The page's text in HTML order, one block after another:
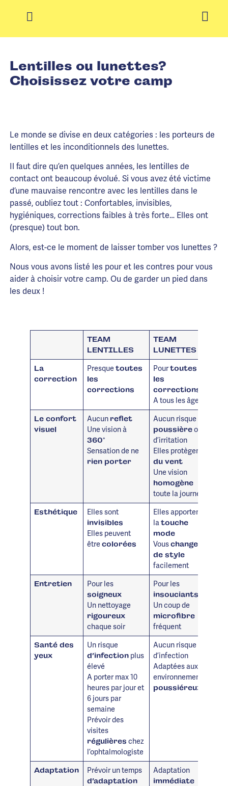
Lentilles ou lunettes?
Choisissez votre camp
Le monde se divise en deux catégories : les porteurs de
lentilles et les inconditionnels des lunettes.
Il faut dire qu’en quelques années, les lentilles de
contact ont beaucoup évolué. Si vous avez été victime
d’une mauvaise rencontre avec les lentilles dans le
passé, oubliez tout : Confortables, invisibles,
hygiéniques, corrections faibles à très forte… Elles ont
(presque) tout bon.
Alors, est-ce le moment de laisser tomber vos lunettes ?
Nous vous avons listé les pour et les contres pour vous
aider à choisir votre camp. Ou de garder un pied dans
les deux !
TEAM
LENTILLES
TEAM
LUNETTES
La
correction
Presquetoutes
les
corrections
Pourtoutes
les
corrections
A tous les âges
Le confort
visuel
Aucun reflet
Une vision à
360°
Sensation de ne
rien porter
Aucun risque de
poussièreou
d’irritation
Elles protègent
du vent
Une vision
homogène
toute la journée
Esthétique Elles sont
invisibles
Elles peuvent
êtrecolorées
Elles apportent
latouche
mode
Vouschangez
de style
facilement
Entretien Pour les
soigneux
Un nettoyage
rigoureux
chaque soir
Pour les
insouciants
Un coup de
microfibre
fréquent
Santé des
yeux
Un risque
d’infection plus
élevé
A porter max 10
heures par jour et
6 jours par
semaine
Prévoir des
visites
régulières chez
l’ophtalmologiste
Aucun risque
d’infection
Adaptées aux
environnements
poussiéreux
Adaptation Prévoir un temps
d’adaptation
Adaptation
immédiate